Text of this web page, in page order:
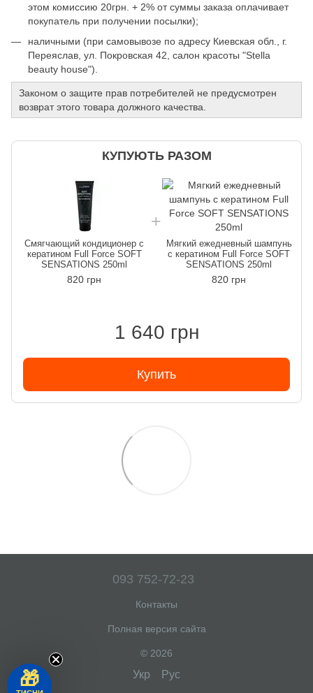
этом комиссию 20грн. + 2% от суммы заказа оплачивает
покупатель при получении посылки);
наличными (при самовывозе по адресу Киевская обл., г.
Переяслав, ул. Покровская 42, салон красоты "Stella
beauty house").
Законом о защите прав потребителей не предусмотрен
возврат этого товара должного качества.
КУПУЮТЬ РАЗОМ
Смягчающий кондиционер с
кератином Full Force SOFT
SENSATIONS 250ml
820 грн
Мягкий ежедневный шампунь
с кератином Full Force SOFT
SENSATIONS 250ml
820 грн
1 640 грн
Купить
093 752-72-23
Контакты
Полная версия сайта
© 2026
Укр Рус
🎁